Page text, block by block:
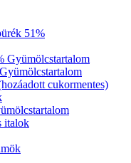
51%
Gyümölcstartalom
cukormentes)
italok